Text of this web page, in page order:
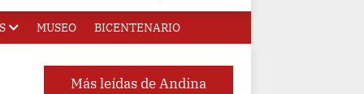
MUSEO BICENTENARIO
Más leídas de Andina